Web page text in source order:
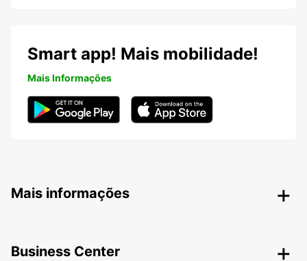
Smart app! Mais mobilidade!
Mais Informações
Mais informações
Business Center